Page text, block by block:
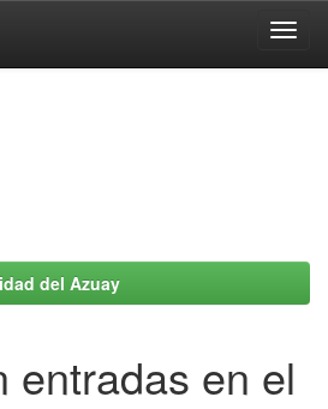
del Azuay
entradas en el